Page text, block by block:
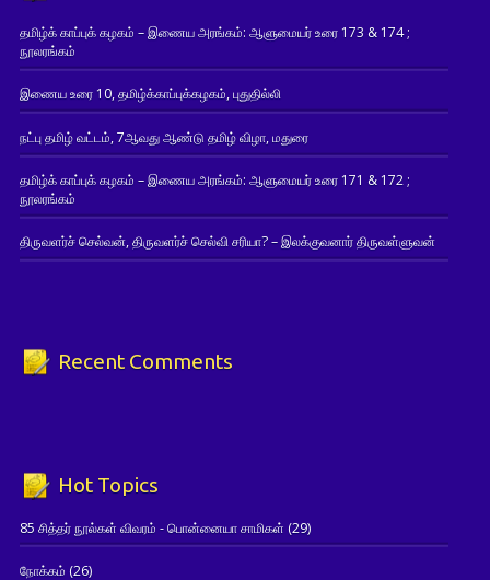
தமிழ்க் காப்புக் கழகம் – இணைய அரங்கம்: ஆளுமையர் உரை 173 & 174 ;
நூலரங்கம்
இணைய உரை 10, தமிழ்க்காப்புக்கழகம், புதுதில்லி
நட்பு தமிழ் வட்டம், 7ஆவது ஆண்டு தமிழ் விழா, மதுரை
தமிழ்க் காப்புக் கழகம் – இணைய அரங்கம்: ஆளுமையர் உரை 171 & 172 ;
நூலரங்கம்
திருவளர்ச் செல்வன், திருவளர்ச் செல்வி சரியா? – இலக்குவனார் திருவள்ளுவன்
Recent Comments
Hot Topics
85 சித்தர் நூல்கள் விவரம் - பொன்னையா சாமிகள் (29)
நோக்கம் (26)